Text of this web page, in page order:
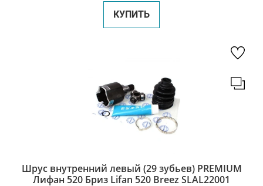
КУПИТЬ
Шрус внутренний левый (29 зубьев) PREMIUM
Лифан 520 Бриз Lifan 520 Breez SLAL22001